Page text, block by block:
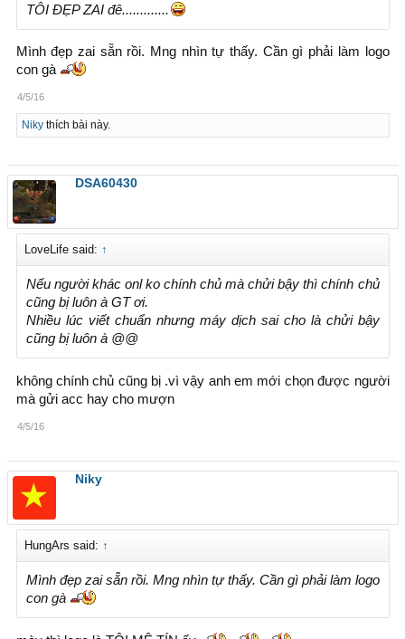
TÔI ĐẸP ZAI đê.............
Mình đẹp zai sẵn rồi. Mng nhìn tự thấy. Cần gì phải làm logo
con gà
4/5/16
Nikythích bài này.
DSA60430
LoveLife said: ↑
Nếu người khác onl ko chính chủ mà chửi bậy thì chính chủ
cũng bị luôn à GT ơi.
Nhiều lúc viết chuẩn nhưng máy dịch sai cho là chửi bậy
cũng bị luôn à @@
không chính chủ cũng bị .vì vậy anh em mới chọn được người
mà gửi acc hay cho mượn
4/5/16
Niky
HungArs said: ↑
Mình đẹp zai sẵn rồi. Mng nhìn tự thấy. Cần gì phải làm logo
con gà